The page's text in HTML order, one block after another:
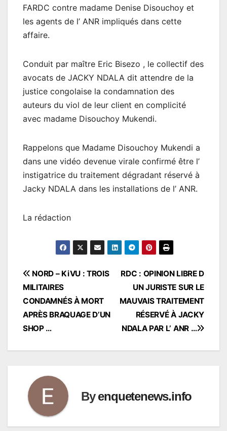
FARDC contre madame Denise Disouchoy et
les agents de l’ ANR impliqués dans cette
affaire.
Conduit par maître Eric Bisezo , le collectif des
avocats de JACKY NDALA dit attendre de la
justice congolaise la condamnation des
auteurs du viol de leur client en complicité
avec madame Disouchoy Mukendi.
Rappelons que Madame Disouchoy Mukendi a
dans une vidéo devenue virale confirmé être l’
instigatrice du traitement dégradant réservé à
Jacky NDALA dans les installations de l’ ANR.
La rédaction
Navigation
de
l’article
RDC : OPINION LIBRE D
UN JURISTE SUR LE
MAUVAIS TRAITEMENT
RÉSERVÉ À JACKY
NDALA PAR L’ ANR …
NORD – KiVU : TROIS
MILITAIRES
CONDAMNÉS À MORT
APRÈS BRAQUAGE D’UN
SHOP …
Byenquetenews.info